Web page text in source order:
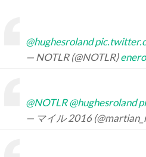
@hughesroland
— NOTLR (@NOTLR)
@NOTLR @hughesroland
— マイル 2016